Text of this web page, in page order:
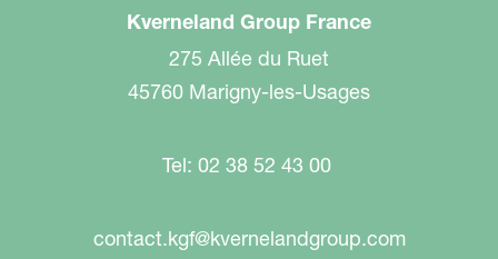
Kverneland Group France
275 Allée du Ruet
45760 Marigny-les-Usages
Tel: 02 38 52 43 00
contact.kgf@kvernelandgroup.com